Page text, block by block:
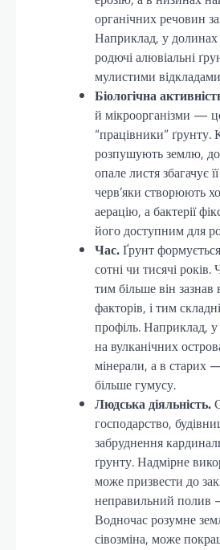
органічних речовин
Наприклад, у
родючі алювіальні
мулистими
Біологічна
й мікроорганізми —
“працівники” ґрунту.
розпушують землю,
опале листя збагачує
черв’яки створюють
аерацію, а бактерії
його доступним для
Час.Ґрунт
сотні чи тисячі
тим більше він
факторів, і тим
профіль. Наприклад,
на вулканічних
мінерали, а в старих
більше гумусу.
Людська діяльність.
господарство,
забруднення
ґрунту. Надмірне
може призвести до
неправильний полив
Водночас розумне
сівозміна, може